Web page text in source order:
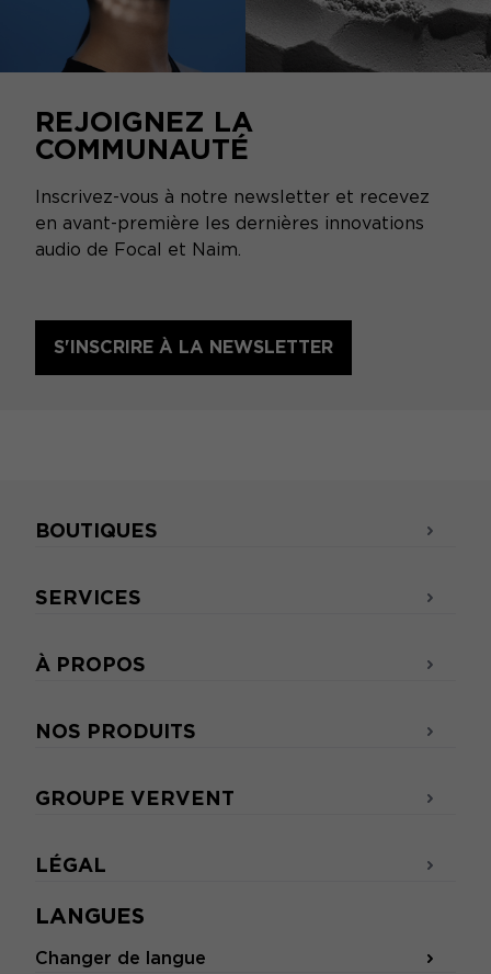
REJOIGNEZ LA
COMMUNAUTÉ
Inscrivez-vous à notre newsletter et recevez
en avant-première les dernières innovations
audio de Focal et Naim.
S'INSCRIRE À LA NEWSLETTER
LANGUES
Changer de langue
BOUTIQUES
SERVICES
À PROPOS
NOS PRODUITS
GROUPE VERVENT
LÉGAL